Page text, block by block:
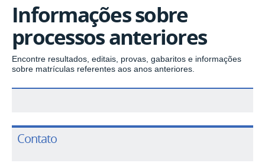
Informações sobre
processos anteriores
Encontre resultados, editais, provas, gabaritos e informações
sobre matrículas referentes aos anos anteriores.
Contato